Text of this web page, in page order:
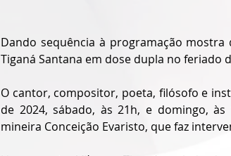
Dando sequência à programação mostra
Tiganá Santana em dose dupla no feriado
O cantor, compositor, poeta, filósofo e
de 2024, sábado, às 21h, e domingo,
mineira Conceição Evaristo, que faz